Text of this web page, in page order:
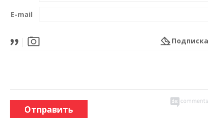
E-mail
Подписка
Отправить